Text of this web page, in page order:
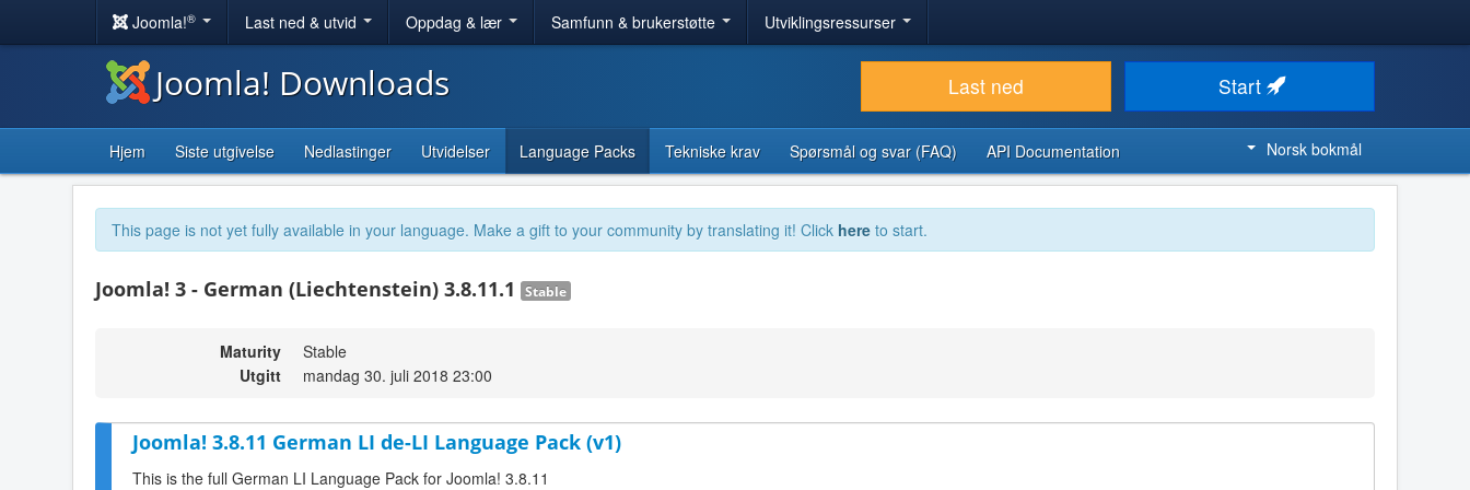
Joomla!® Last ned & utvid Oppdag & lær Samfunn & brukerstøtte Utviklingsressurser
Joomla! Downloads Last ned Start
Hjem Siste utgivelse Nedlastinger Utvidelser Language Packs Tekniske krav Spørsmål og svar (FAQ) API Documentation Norsk bokmål
This page is not yet fully available in your language. Make a gift to your community by translating it! Click here to start.
Joomla! 3 - German (Liechtenstein) 3.8.11.1 Stable
Maturity
Stable
Utgitt
mandag 30. juli 2018 23:00
Joomla! 3.8.11 German LI de-LI Language Pack (v1)
This is the full German LI Language Pack for Joomla! 3.8.11